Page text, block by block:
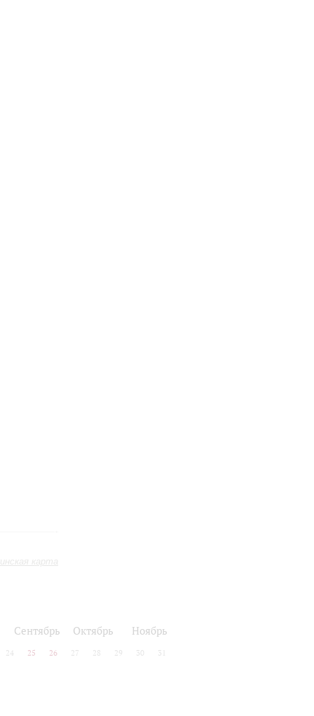
карта
Сентябрь Октябрь Ноябрь
24 25 26 27 28 29 30 31